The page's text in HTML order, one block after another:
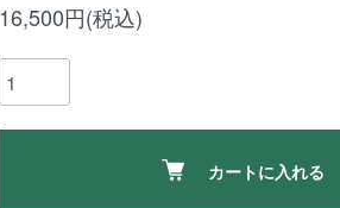
16,500円(税込)
カートに入れる